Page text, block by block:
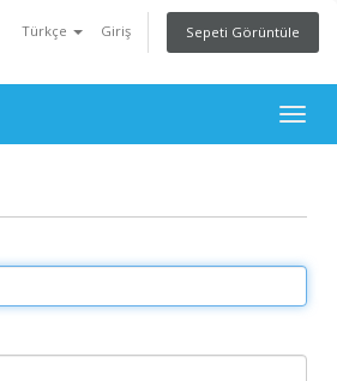
Türkçe Giriş Sepeti Görüntüle